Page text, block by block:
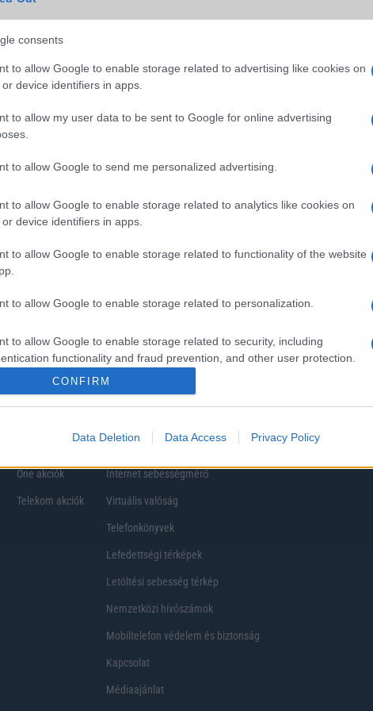
consents
to allow Google to enable storage related to advertising like cookies on
device identifiers in apps.
to allow my user data to be sent to Google for online advertising
to allow Google to send me personalized advertising.
to allow Google to enable storage related to analytics like cookies on
device identifiers in apps.
to allow Google to enable storage related to functionality of the website
to allow Google to enable storage related to personalization.
to allow Google to enable storage related to security, including
functionality and fraud prevention, and other user protection.
CONFIRM
Data Deletion Data Access Privacy Policy
One akciók
Telekom akciók
Internet sebességmérő
Virtuális valóság
Telefonkönyvek
Lefedettségi térképek
Letöltési sebesség térkép
Nemzetközi hívószámok
Mobiltelefon védelem és biztonság
Kapcsolat
Médiaajánlat